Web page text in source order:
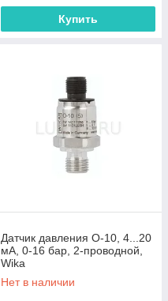
Купить
Датчик давления O-10, 4...20
мА, 0-16 бар, 2-проводной,
Wika
Нет в наличии